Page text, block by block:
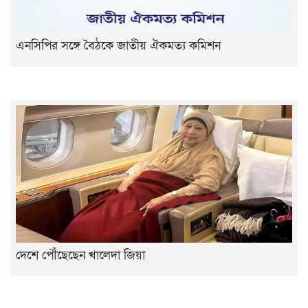
এনসিপির সঙ্গে বৈঠকে জাতীয় ঐকমত্য কমিশন
দেশে পৌঁছেছেন খালেদা জিয়া